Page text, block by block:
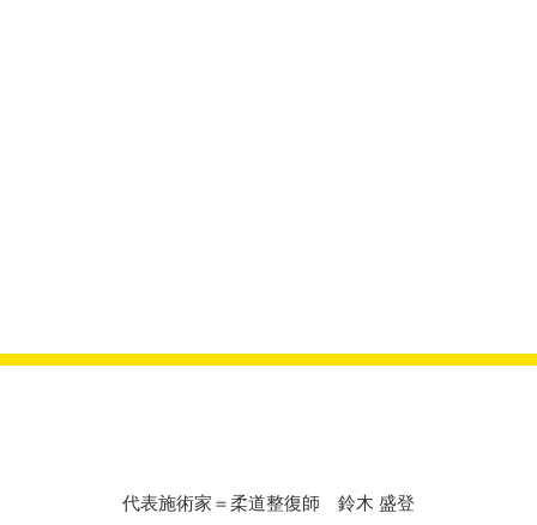
代表施術家＝柔道整復師 鈴木 盛登